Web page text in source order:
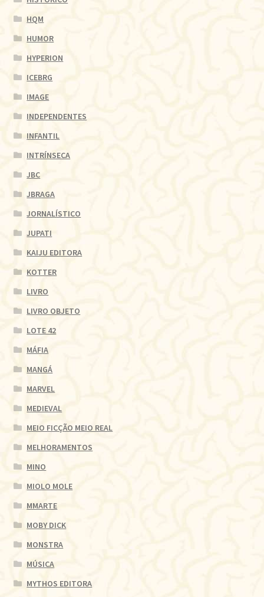
HQM
HUMOR
HYPERION
ICEBRG
IMAGE
INDEPENDENTES
INFANTIL
INTRÍNSECA
JBC
JBRAGA
JORNALÍSTICO
JUPATI
KAIJU EDITORA
KOTTER
LIVRO
LIVRO OBJETO
LOTE 42
MÁFIA
MANGÁ
MARVEL
MEDIEVAL
MEIO FICÇÃO MEIO REAL
MELHORAMENTOS
MINO
MIOLO MOLE
MMARTE
MOBY DICK
MONSTRA
MÚSICA
MYTHOS EDITORA